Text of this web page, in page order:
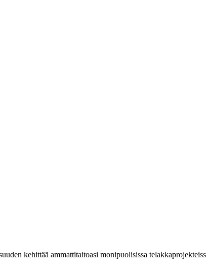
kehittää ammattitaitoasi monipuolisissa